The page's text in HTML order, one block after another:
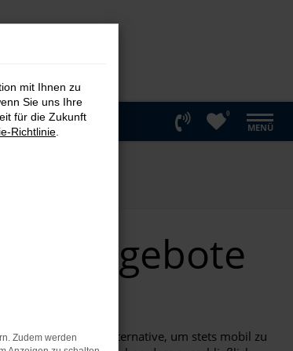
0
MENÜ
Angebote
eine günstigere Alternative, um stets mobil zu
mit Ihnen zu
Sie uns Ihre
für die Zukunft
Richtlinie
Zudem werden